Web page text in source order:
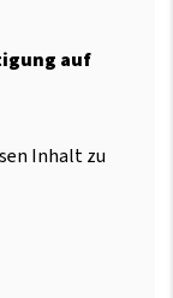
auf
Inhalt zu